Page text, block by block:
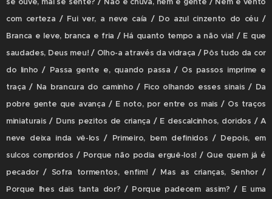
com certeza / Fui ver, a neve caía / Do azul cinzento do céu /
Branca e leve, branca e fria / Há quanto tempo a não via! / E que
saudades, Deus meu! / Olho-a através da vidraça / Pôs tudo da cor
do linho / Passa gente e, quando passa / Os passos imprime e
traça / Na brancura do caminho / Fico olhando esses sinais / Da
pobre gente que avança / E noto, por entre os mais / Os traços
miniaturais / Duns pezitos de criança / E descalcinhos, doridos / A
neve deixa inda vê-los / Primeiro, bem definidos / Depois, em
sulcos compridos / Porque não podia erguê-los! / Que quem já é
pecador / Sofra tormentos, enfim! / Mas as crianças, Senhor /
Porque lhes dais tanta dor? / Porque padecem assim? / E uma